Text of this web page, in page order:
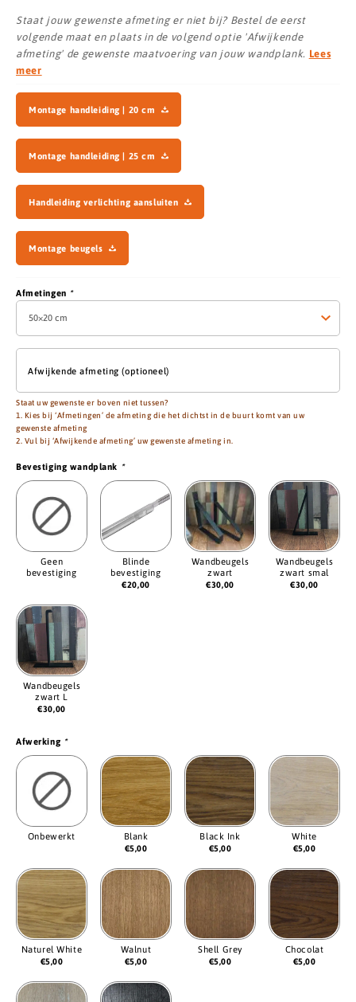
Staat jouw gewenste afmeting er niet bij? Bestel de eerst
volgende maat en plaats in de volgend optie 'Afwijkende
afmeting' de gewenste maatvoering van jouw wandplank. Lees
meer
Montage handleiding | 20 cm
Montage handleiding | 25 cm
Handleiding verlichting aansluiten
Montage beugels
Afmetingen *
Afwijkende afmeting (optioneel)
Staat uw gewenste er boven niet tussen?
1. Kies bij ‘Afmetingen’ de afmeting die het dichtst in de buurt komt van uw
gewenste afmeting
2. Vul bij ‘Afwijkende afmeting’ uw gewenste afmeting in.
Bevestiging wandplank *
Geen
bevestiging
Blinde
bevestiging
€20,00
Wandbeugels
zwart
€30,00
Wandbeugels
zwart smal
€30,00
Wandbeugels
zwart L
€30,00
Afwerking *
Onbewerkt Blank
€5,00
Black Ink
€5,00
White
€5,00
Naturel White
€5,00
Walnut
€5,00
Shell Grey
€5,00
Chocolat
€5,00